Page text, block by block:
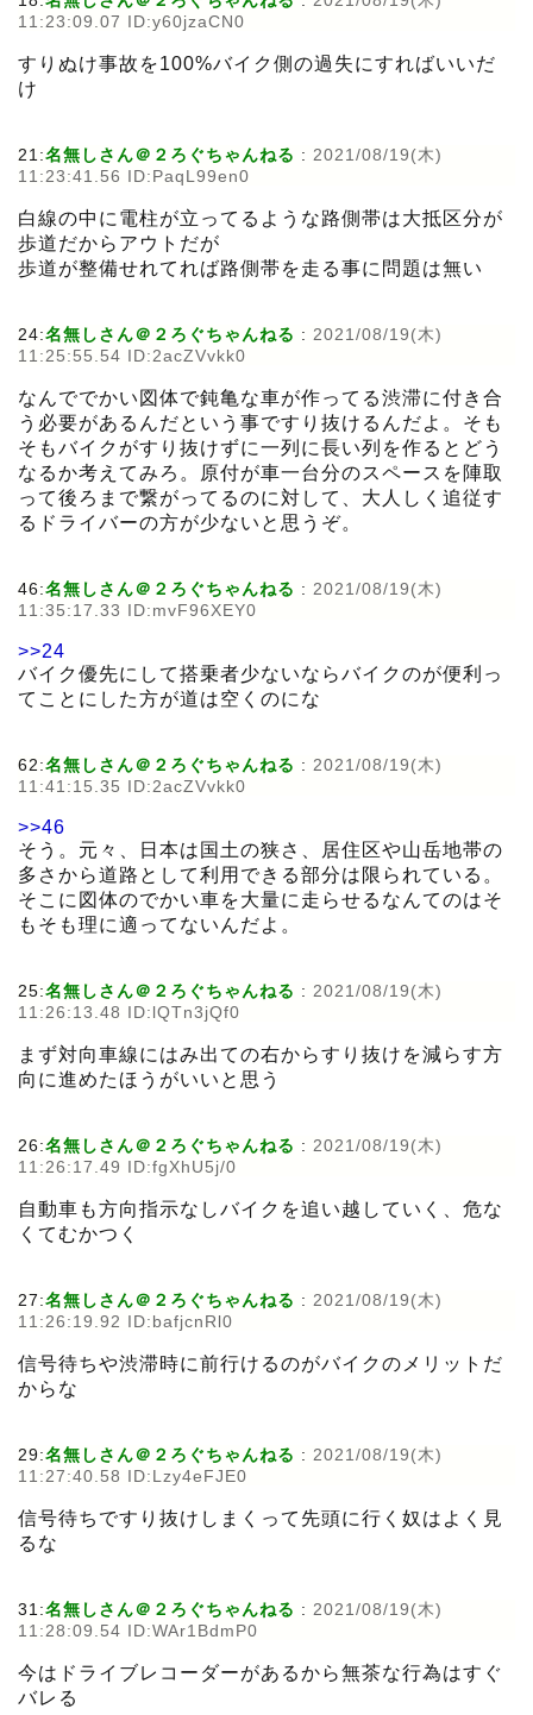
11:23:09.07 ID:y60jzaCN0
すりぬけ事故を100%バイク側の過失にすればいいだ
け
21:名無しさん＠２ろぐちゃんねる : 2021/08/19(木)
11:23:41.56 ID:PaqL99en0
白線の中に電柱が立ってるような路側帯は大抵区分が
歩道だからアウトだが
歩道が整備せれてれば路側帯を走る事に問題は無い
24:名無しさん＠２ろぐちゃんねる : 2021/08/19(木)
11:25:55.54 ID:2acZVvkk0
なんででかい図体で鈍亀な車が作ってる渋滞に付き合
う必要があるんだという事ですり抜けるんだよ。そも
そもバイクがすり抜けずに一列に長い列を作るとどう
なるか考えてみろ。原付が車一台分のスペースを陣取
って後ろまで繋がってるのに対して、大人しく追従す
るドライバーの方が少ないと思うぞ。
46:名無しさん＠２ろぐちゃんねる : 2021/08/19(木)
11:35:17.33 ID:mvF96XEY0
>>24
バイク優先にして搭乗者少ないならバイクのが便利っ
てことにした方が道は空くのにな
62:名無しさん＠２ろぐちゃんねる : 2021/08/19(木)
11:41:15.35 ID:2acZVvkk0
>>46
そう。元々、日本は国土の狭さ、居住区や山岳地帯の
多さから道路として利用できる部分は限られている。
そこに図体のでかい車を大量に走らせるなんてのはそ
もそも理に適ってないんだよ。
25:名無しさん＠２ろぐちゃんねる : 2021/08/19(木)
11:26:13.48 ID:lQTn3jQf0
まず対向車線にはみ出ての右からすり抜けを減らす方
向に進めたほうがいいと思う
26:名無しさん＠２ろぐちゃんねる : 2021/08/19(木)
11:26:17.49 ID:fgXhU5j/0
自動車も方向指示なしバイクを追い越していく、危な
くてむかつく
27:名無しさん＠２ろぐちゃんねる : 2021/08/19(木)
11:26:19.92 ID:bafjcnRl0
信号待ちや渋滞時に前行けるのがバイクのメリットだ
からな
29:名無しさん＠２ろぐちゃんねる : 2021/08/19(木)
11:27:40.58 ID:Lzy4eFJE0
信号待ちですり抜けしまくって先頭に行く奴はよく見
るな
31:名無しさん＠２ろぐちゃんねる : 2021/08/19(木)
11:28:09.54 ID:WAr1BdmP0
今はドライブレコーダーがあるから無茶な行為はすぐ
バレる